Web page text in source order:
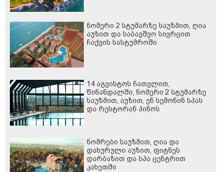
ნომერი 2 სტუმარზე საუზმით, ღია
აუზით და საბავშვო სივრცით
ჩაქვის სასტუმროში
14 აგვისტოს ჩათვლით,
წინანდალში, ნომერი 2 სტუმარზე
საუზმით, აუზით, ენ სემონინ სპას
და რესტორან პინოს
ნომრები საუზმით, ღია და
დახურული აუზით, ფიტნეს
დარბაზით და სპა ცენტრით
კახეთში